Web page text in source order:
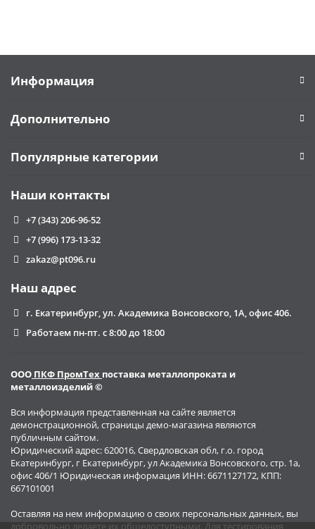
Информация
Дополнительно
Популярные категории
Наши контакты
+7 (343) 206-96-52
+7 (996) 173-13-32
zakaz@pt096.ru
Наш адрес
г. Екатеринбург, ул. Академика Вонсовского, 1А, офис 406.
Работаем пн-пт. с 8:00 до 18:00
ООО ПКФ ПромТех поставка металлопроката и
металлоизделий ©
Вся информация представленная на сайте является
демонстрационной, страницы демо-магазина являются
публичным сайтом.
Юридический адрес: 620016, Свердловская обл, г.о. город
Екатеринбург, г Екатеринбург, ул Академика Вонсовского, стр. 1а,
офис 406/1 Юридическая информация ИНН: 6671127172, КПП:
667101001
Оставляя на нем информацию о своих персональных данных, вы
добровольно делаете их общедоступными. Для тестирования